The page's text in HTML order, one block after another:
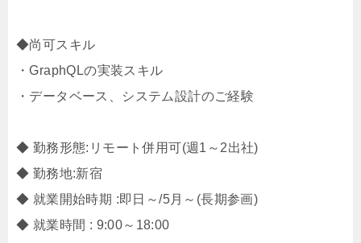
◆尚可スキル
・GraphQLの実装スキル
・データベース、システム設計のご経験
◆ 勤務形態:リモート併用可(週1～2出社)
◆ 勤務地:新宿
◆ 就業開始時期 :即日～/5月～(長期参画)
◆ 就業時間 : 9:00～18:00